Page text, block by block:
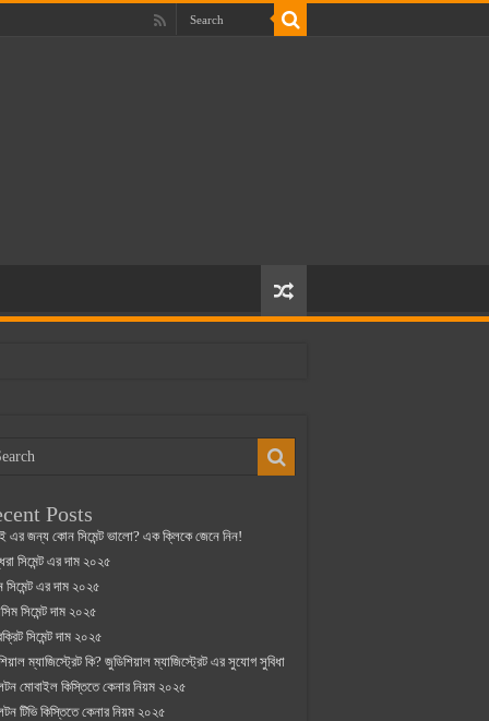
Posts
এর জন্য কোন সিমেন্ট ভালো? এক ক্লিকে জেনে নিন!
সিমেন্ট এর দাম ২০২৫
সিমেন্ট এর দাম ২০২৫
সিমেন্ট দাম ২০২৫
সিমেন্ট দাম ২০২৫
ম্যাজিস্ট্রেট কি? জুডিশিয়াল ম্যাজিস্ট্রেট এর সুযোগ সুবিধা
মোবাইল কিস্তিতে কেনার নিয়ম ২০২৫
টিভি কিস্তিতে কেনার নিয়ম ২০২৫